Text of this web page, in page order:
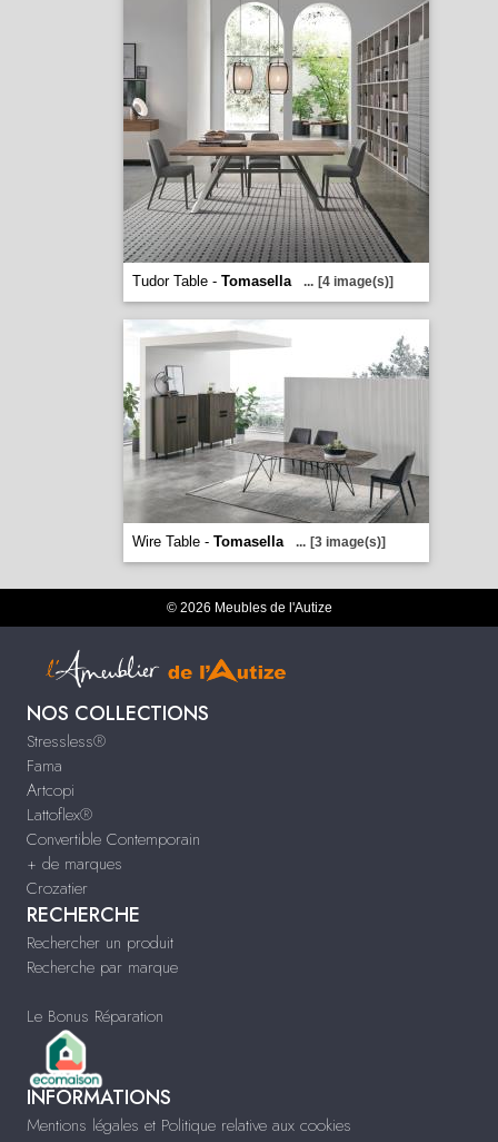
Tudor Table - Tomasella ... [4 image(s)]
Wire Table - Tomasella ... [3 image(s)]
© 2026 Meubles de l'Autize
NOS COLLECTIONS
Stressless®
Fama
Artcopi
Lattoflex®
Convertible Contemporain
+ de marques
Crozatier
RECHERCHE
Rechercher un produit
Recherche par marque
Le Bonus Réparation
INFORMATIONS
Mentions légales et Politique relative aux cookies